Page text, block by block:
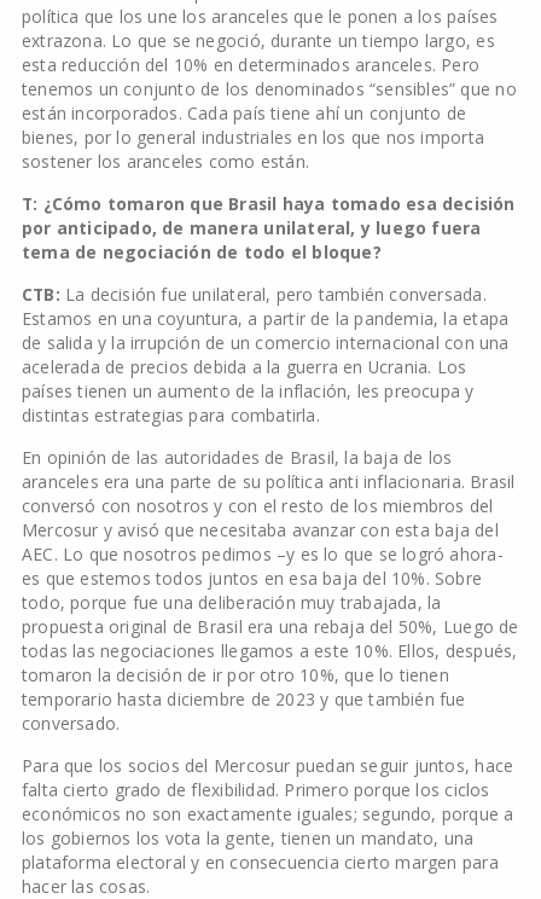
política que los une los aranceles que le ponen a los países
extrazona. Lo que se negoció, durante un tiempo largo, es
esta reducción del 10% en determinados aranceles. Pero
tenemos un conjunto de los denominados “sensibles” que no
están incorporados. Cada país tiene ahí un conjunto de
bienes, por lo general industriales en los que nos importa
sostener los aranceles como están.
T: ¿Cómo tomaron que Brasil haya tomado esa decisión
por anticipado, de manera unilateral, y luego fuera
tema de negociación de todo el bloque?
CTB: La decisión fue unilateral, pero también conversada.
Estamos en una coyuntura, a partir de la pandemia, la etapa
de salida y la irrupción de un comercio internacional con una
acelerada de precios debida a la guerra en Ucrania. Los
países tienen un aumento de la inflación, les preocupa y
distintas estrategias para combatirla.
En opinión de las autoridades de Brasil, la baja de los
aranceles era una parte de su política anti inflacionaria. Brasil
conversó con nosotros y con el resto de los miembros del
Mercosur y avisó que necesitaba avanzar con esta baja del
AEC. Lo que nosotros pedimos –y es lo que se logró ahora-
es que estemos todos juntos en esa baja del 10%. Sobre
todo, porque fue una deliberación muy trabajada, la
propuesta original de Brasil era una rebaja del 50%, Luego de
todas las negociaciones llegamos a este 10%. Ellos, después,
tomaron la decisión de ir por otro 10%, que lo tienen
temporario hasta diciembre de 2023 y que también fue
conversado.
Para que los socios del Mercosur puedan seguir juntos, hace
falta cierto grado de flexibilidad. Primero porque los ciclos
económicos no son exactamente iguales; segundo, porque a
los gobiernos los vota la gente, tienen un mandato, una
plataforma electoral y en consecuencia cierto margen para
hacer las cosas.